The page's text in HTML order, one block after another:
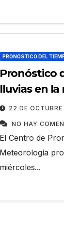
PRONÓSTICO DEL
Pronóstico
lluvias en
22 DE
NO HAY
El Centro de
Meteorología
miércoles...